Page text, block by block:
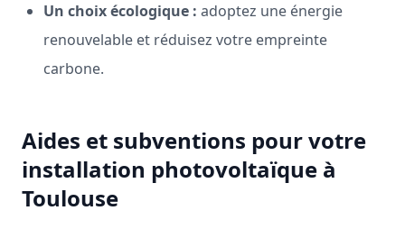
Un choix écologique : adoptez une énergie
renouvelable et réduisez votre empreinte
carbone.
Aides et subventions pour votre
installation photovoltaïque à
Toulouse